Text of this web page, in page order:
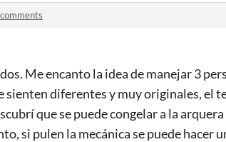
Me encanto la idea de manejar 3
sienten diferentes y muy originales, el
que se puede congelar a la
si pulen la mecánica se puede hacer